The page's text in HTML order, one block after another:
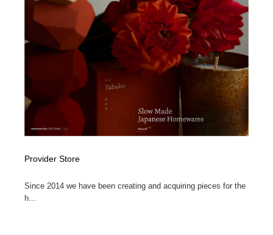
ル・ダンス
芸能人・俳優・女優・タレント・モデル・芸能事務所
キャンペーン・イベント・ワークショップ・コンペティ
ション
キャンペーン・イベント・ワークショップ・コンペティ
ション
マッチングサービス
マッチングサービス
22
アート・芸術・美術館・美術展・博物館・ギャラリー
アート・芸術・美術館・美術展・博物館・ギャラリー
鉛筆画・木炭画・デッサン・クロッキー
鉛筆画・木炭画・デッサン・クロッキー
15
グラフィティ・Graffiti・ストリートアート
グラフィティ・Graffiti・ストリートアート
GWD スタッフお気に入り 201
Provider Store
Since 2014 we have been creating and acquiring pieces for the
h...